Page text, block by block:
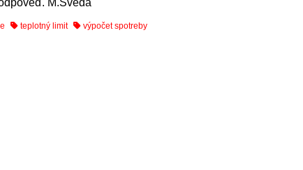
M.Šveda
teplotný limit výpočet spotreby